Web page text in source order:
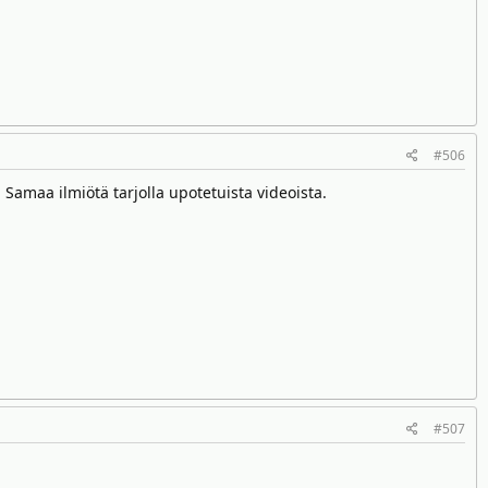
#506
ilmiötä tarjolla upotetuista videoista.
#507